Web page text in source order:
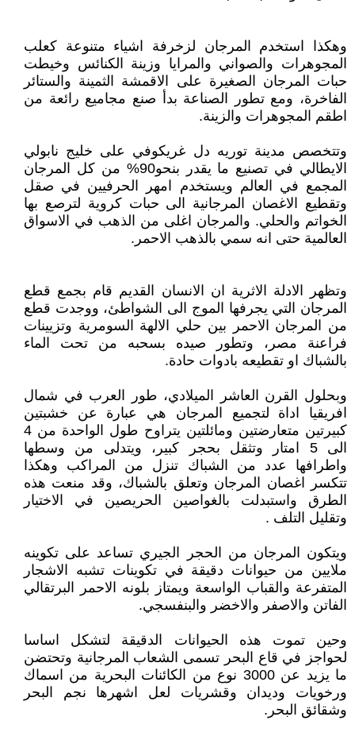
وهكذا استخدم المرجان لزخرفة اشياء متنوعة كعلب
المجوهرات والصواني والمرايا وزينة الكنائس وخيطت
حبات المرجان الصغيرة على الاقمشة الثمينة والستائر
الفاخرة، ومع تطور الصناعة بدأ صنع مجاميع رائعة من
اطقم المجوهرات والزينة.
وتتخصص مدينة توريه دل غريكوفي على خليج نابولي
الايطالي في تصنيع ما يقدر بنحو90% من كل المرجان
المجمع في العالم ويستخدم امهر الحرفيين في صقل
وتقطيع الاغصان المرجانية الى حبات كروية لترصع بها
الخواتم والحلي. والمرجان اغلى من الذهب في الاسواق
العالمية حتى انه سمي بالذهب الاحمر.
وتظهر الادلة الاثرية ان الانسان القديم قام بجمع قطع
المرجان التي يجرفها الموج الى الشواطئ، ووجدت قطع
من المرجان الاحمر بين حلي الالهة السومرية وتزيينات
فراعنة مصر، وتطور صيده بسحبه من تحت الماء
بالشباك او تقطيعه بادوات حادة.
وبحلول القرن العاشر الميلادي، طور العرب في شمال
افريقيا اداة لتجميع المرجان هي عبارة عن خشبتين
كبيرتين متعارضتين ومائلتين يتراوح طول الواحدة من 4
الى 5 امتار وتثقل بحجر كبير، ويتدلى من وسطها
واطرافها عدد من الشباك تنزل من المراكب وهكذا
تتكسر اغصان المرجان وتعلق بالشباك، وقد منعت هذه
الطرق واستبدلت بالغواصين الحريصين في الاختيار
وتقليل التلف .
ويتكون المرجان من الحجر الجيري تساعد على تكوينه
ملايين من حيوانات دقيقة في تكوينات تشبه الاشجار
المتفرعة والقباب الواسعة ويمتاز بلونه الاحمر البرتقالي
الفاتن والاصفر والاخضر والبنفسجي.
وحين تموت هذه الحيوانات الدقيقة لتشكل اساسا
لحواجز في قاع البحر تسمى الشعاب المرجانية وتحتضن
ما يزيد عن 3000 نوع من الكائنات البحرية من اسماك
ورخويات وديدان وقشريات لعل اشهرها نجم البحر
وشقائق البحر.